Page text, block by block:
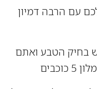
הרבה דמיון
הטבע ואתם